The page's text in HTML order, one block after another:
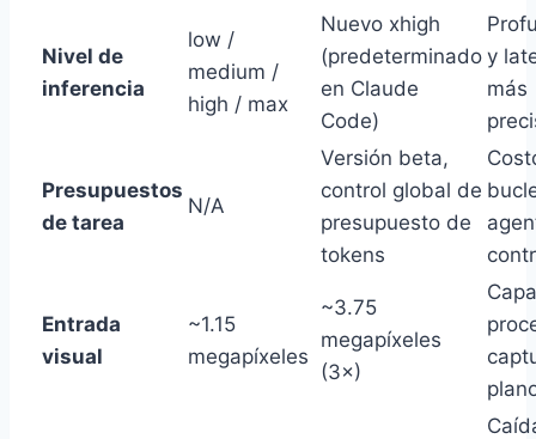
Nivel de
inferencia
low /
medium /
high / max
Nuevo xhigh
(predeterminado
en Claude
Code)
y
más
Presupuestos
de tarea
N/A
Versión beta,
control global de
presupuesto de
tokens
Entrada
visual
~1.15
megapíxeles
~3.75
megapíxeles
(3×)